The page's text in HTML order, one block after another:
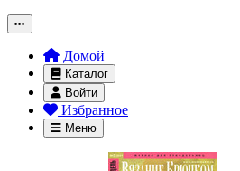
Домой
Каталог
Войти
Избранное
Меню